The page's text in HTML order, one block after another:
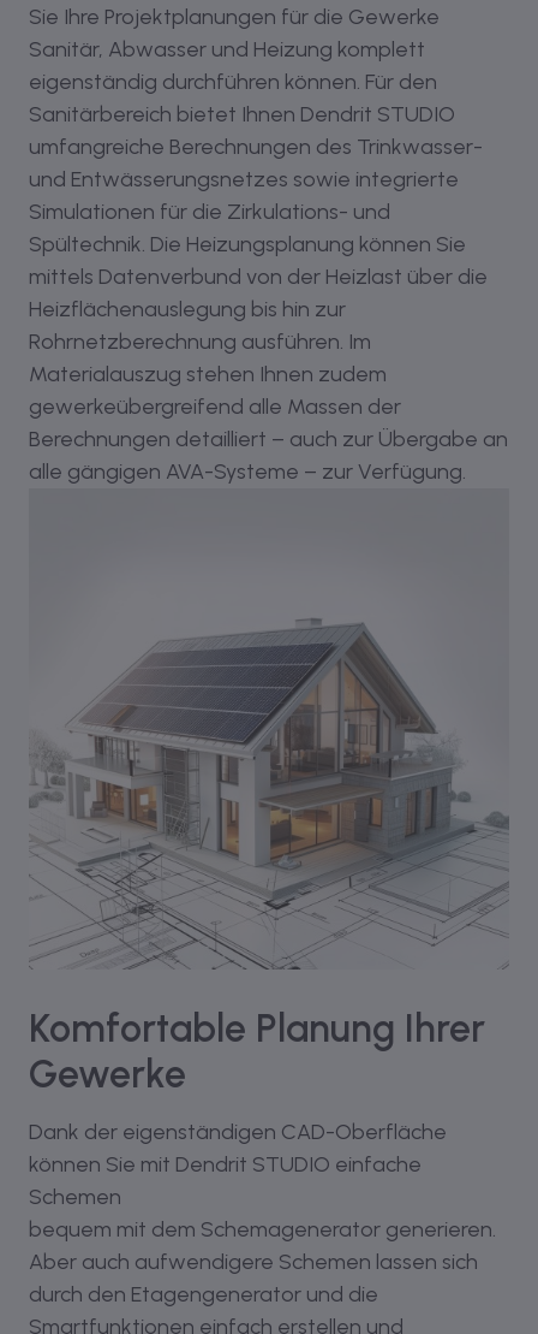
Sie Ihre Projektplanungen für die Gewerke
Sanitär, Abwasser und Heizung komplett
eigenständig durchführen können. Für den
Sanitärbereich bietet Ihnen Dendrit STUDIO
umfangreiche Berechnungen des Trinkwasser-
und Entwässerungsnetzes sowie integrierte
Simulationen für die Zirkulations- und
Spültechnik. Die Heizungsplanung können Sie
mittels Datenverbund von der Heizlast über die
Heizflächenauslegung bis hin zur
Rohrnetzberechnung ausführen. Im
Materialauszug stehen Ihnen zudem
gewerkeübergreifend alle Massen der
Berechnungen detailliert – auch zur Übergabe an
alle gängigen AVA-Systeme – zur Verfügung.
Komfortable Planung Ihrer
Gewerke
Dank der eigenständigen CAD-Oberfläche
können Sie mit Dendrit STUDIO einfache
Schemen
bequem mit dem Schemagenerator generieren.
Aber auch aufwendigere Schemen lassen sich
durch den Etagengenerator und die
Smartfunktionen einfach erstellen und